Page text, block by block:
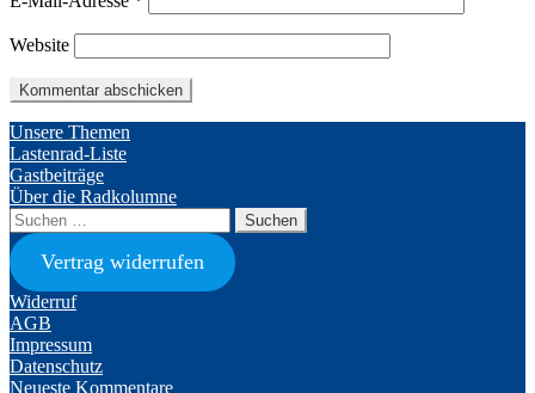
Website
Unsere Themen
Lastenrad-Liste
Gastbeiträge
Über die Radkolumne
Suchen
nach:
Vertrag widerrufen
Widerruf
AGB
Impressum
Datenschutz
Neueste Kommentare